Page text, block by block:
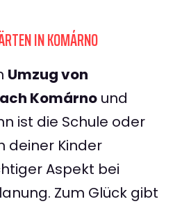
IN KOMÁRNO
Umzug von
Komárno und
ist die Schule oder
deiner Kinder
Aspekt bei
Zum Glück gibt